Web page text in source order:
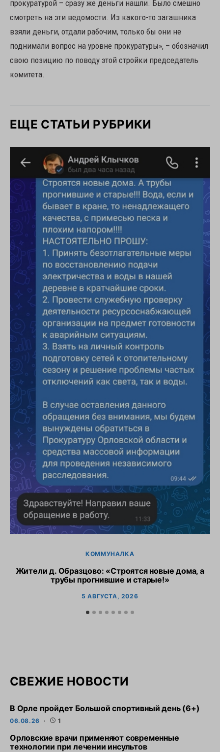
прокуратурой – сразу же деньги нашли. Было смешно
смотреть на эти ведомости. Из какого-то загашника
взяли деньги, отдали рабочим, только бы они не
поднимали вопрос на уровне прокуратуры», – обозначил
свою позицию по поводу этой стройки председатель
комитета.
ЕЩЕ СТАТЬИ РУБРИКИ
КОММУНАЛКА
Жители д. Образцово: «Строятся новые дома, а
трубы прогнившие и старые!»
5 АВГУСТА, 2026
СВЕЖИЕ НОВОСТИ
В Орле пройдет Большой спортивный день (6+)
06.08.26 1
Орловские врачи применяют современные
технологии при лечении инсультов